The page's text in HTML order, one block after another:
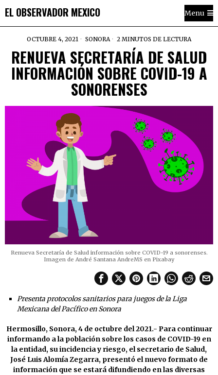
EL OBSERVADOR MEXICO Menu
OCTUBRE 4, 2021 SONORA 2 MINUTOS DE LECTURA
RENUEVA SECRETARÍA DE SALUD
INFORMACIÓN SOBRE COVID-19 A
SONORENSES
Renueva Secretaría de Salud información sobre COVID-19 a sonorenses.
Imagen de André Santana AndreMS en Pixabay
Presenta protocolos sanitarios para juegos de la Liga
Mexicana del Pacífico en Sonora
Hermosillo, Sonora, 4 de octubre del 2021.- Para continuar
informando a la población sobre los casos de COVID-19 en
la entidad, su incidencia y riesgo, el secretario de Salud,
José Luis Alomía Zegarra, presentó el nuevo formato de
información que se estará difundiendo en las diversas